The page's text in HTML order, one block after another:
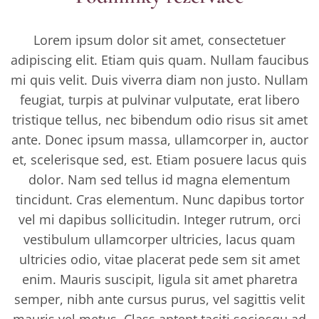
Lorem ipsum dolor sit amet, consectetuer
adipiscing elit. Etiam quis quam. Nullam faucibus
mi quis velit. Duis viverra diam non justo. Nullam
feugiat, turpis at pulvinar vulputate, erat libero
tristique tellus, nec bibendum odio risus sit amet
ante. Donec ipsum massa, ullamcorper in, auctor
et, scelerisque sed, est. Etiam posuere lacus quis
dolor. Nam sed tellus id magna elementum
tincidunt. Cras elementum. Nunc dapibus tortor
vel mi dapibus sollicitudin. Integer rutrum, orci
vestibulum ullamcorper ultricies, lacus quam
ultricies odio, vitae placerat pede sem sit amet
enim. Mauris suscipit, ligula sit amet pharetra
semper, nibh ante cursus purus, vel sagittis velit